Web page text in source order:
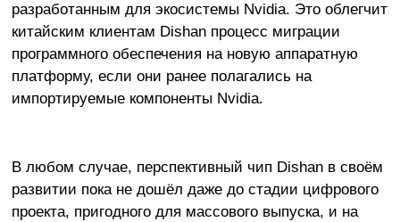
разработанным для экосистемы Nvidia. Это облегчит
китайским клиентам Dishan процесс миграции
программного обеспечения на новую аппаратную
платформу, если они ранее полагались на
импортируемые компоненты Nvidia.
В любом случае, перспективный чип Dishan в своём
развитии пока не дошёл даже до стадии цифрового
проекта, пригодного для массового выпуска, и на